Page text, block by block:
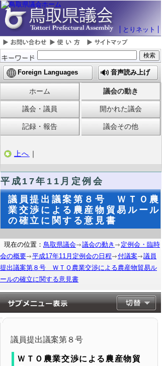
とりネット
Foreign Languages 音声読み上げ
ホーム 議会の動き
議会・議員 開かれた議会
記録・報告 議会その他
上へ ｜
平成17年11月定例会
議員提出議案第８号 ＷＴＯ農
業交渉による農産物貿易ルール
の確立に関する意見書
現在の位置： 鳥取県議会 議会の動き
定例会・臨時
会の概要
平成17年11月定例会の日程 付議案
議員
提出議案第８号 ＷＴＯ農業交渉による農産物貿易ル
ールの確立に関する意見書
議員提出議案第８号
ＷＴＯ農業交渉による農産物貿